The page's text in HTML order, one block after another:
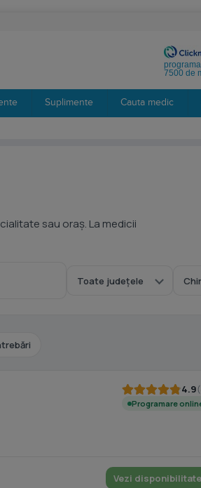
7500 de
Suplimente Cauta medic
sau oraș. La medicii
4.9
Programare
Vezi disponibilitate